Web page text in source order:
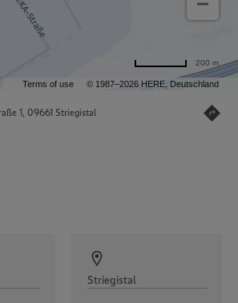
Terms of use © 1987–2026 HERE, Deutschland
200 m
1, 09661 Striegistal
Striegistal